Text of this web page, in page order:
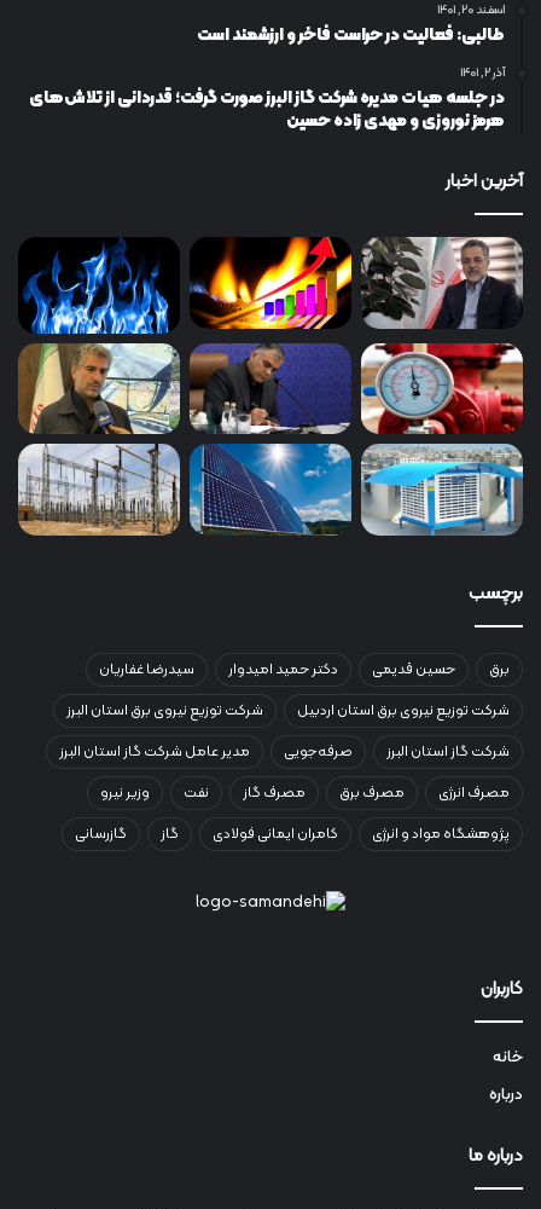
اسفند ۲۰, ۱۴۰۱
طالبی: فعالیت در حراست فاخر و ارزشمند است
آذر ۲, ۱۴۰۱
در جلسه هیات مدیره شرکت گاز البرز صورت گرفت؛ قدردانی از تلاش‌های
هرمز نوروزی و مهدی زاده حسین
آخرین اخبار
برچسب
برق حسین قدیمی دکتر حمید امیدوار
سیدرضا غفاریان
شرکت توزیع نیروی برق استان اردبیل
شرکت توزیع نیروی برق استان البرز
شرکت گاز استان البرز
صرفه‌جویی
مدیر عامل شرکت گاز استان البرز
مصرف انرژی
مصرف برق مصرف گاز نفت
وزیر نیرو
پژوهشگاه مواد و انرژی
کامران ایمانی فولادی گاز گازرسانی
کاربران
خانه
درباره
درباره ما